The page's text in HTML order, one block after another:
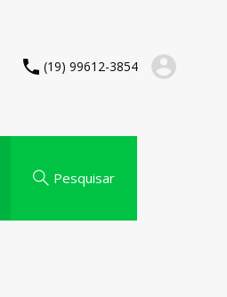
(19) 99612-3854
Pesquisar